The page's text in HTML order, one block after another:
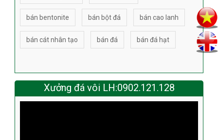
bán bentonite bán bột đá bán cao lanh
bán cát nhân tạo bán đá bán đá hạt
Xưởng đá vôi LH:0902.121.128